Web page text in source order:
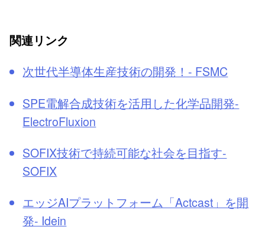
関連リンク
次世代半導体生産技術の開発！- FSMC
SPE電解合成技術を活用した化学品開発-
ElectroFluxion
SOFIX技術で持続可能な社会を目指す-
SOFIX
エッジAIプラットフォーム「Actcast」を開
発- Idein